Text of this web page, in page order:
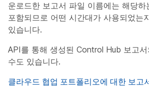
운로드한 보고서 파일 이름에는 해당하
포함되므로 어떤 시간대가 사용되었는
있습니다.
API를 통해 생성된 Control Hub 보고
수도 있습니다.
클라우드 협업 포트폴리오에 대한 보고